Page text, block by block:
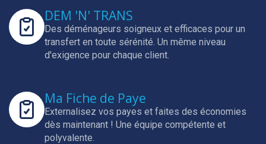
DEM 'N' TRANS
Des déménageurs soigneux et efficaces pour un
transfert en toute sérénité. Un même niveau
d'exigence pour chaque client.
Ma Fiche de Paye
Externalisez vos payes et faites des économies
dès maintenant ! Une équipe compétente et
polyvalente.